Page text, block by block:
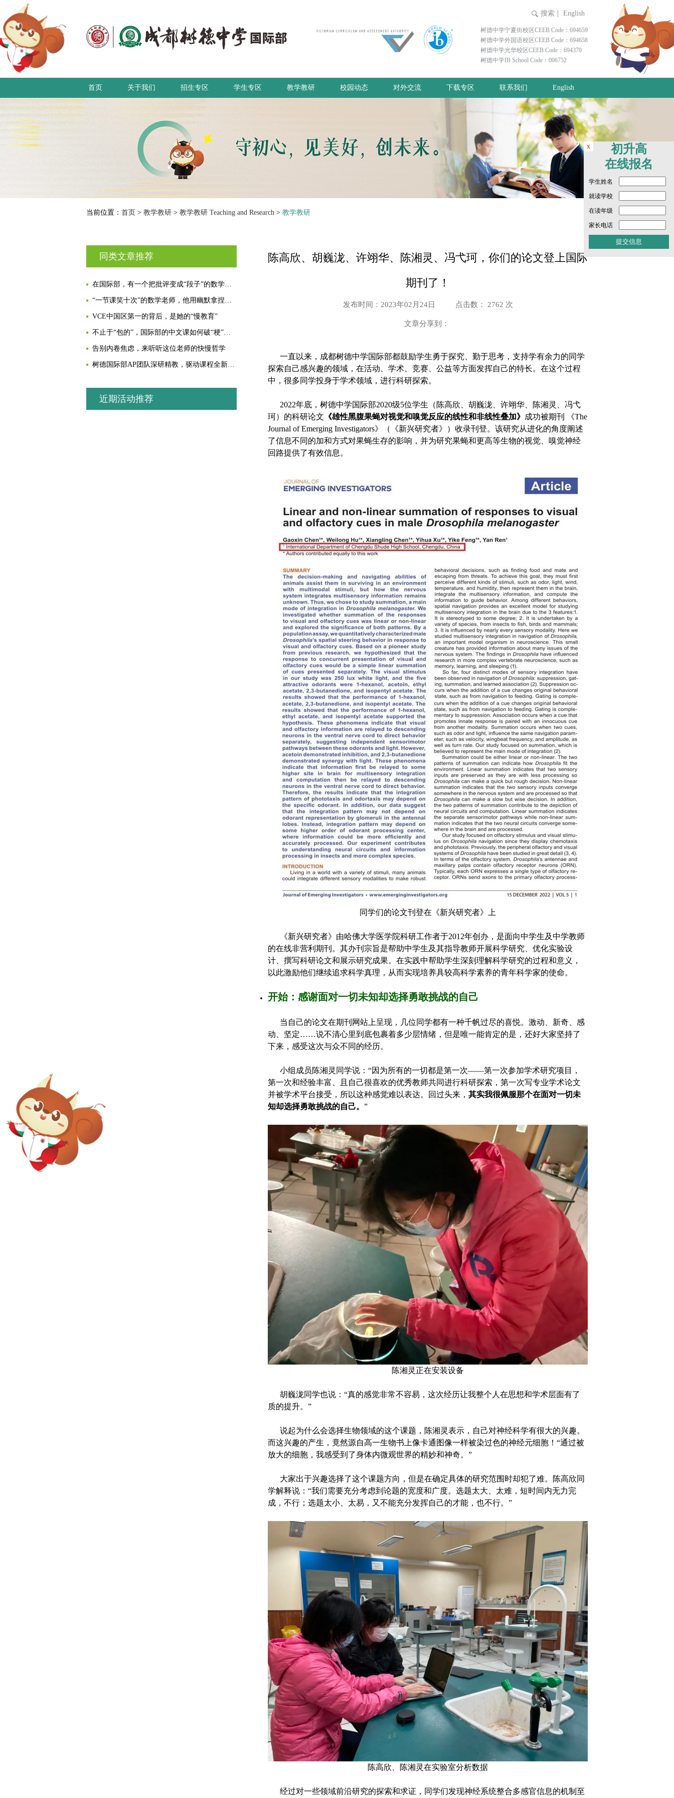
x
初升高
在线报名
学生姓名
就读学校
在读年级
家长电话
搜索 English
树德中学宁夏街校区CEEB Code：694659
树德中学外国语校区CEEB Code：694658
树德中学光华校区CEEB Code：694370
树德中学IB School Code：006752
首页 关于我们 招生专区 学生专区 教学教研 校园动态 对外交流 下载专区 联系我们 English
当前位置： 首页 > 教学教研 > 教学教研 Teaching and Research > 教学教研
同类文章推荐
在国际部，有一个把批评变成“段子”的数学老师
“一节课笑十次”的数学老师，他用幽默拿捏了注意力曲线
VCE中国区第一的背后，是她的“慢教育”
不止于“包的”，国际部的中文课如何破“梗”表达？
告别内卷焦虑，来听听这位老师的快慢哲学
树德国际部AP团队深研精教，驱动课程全新进化
近期活动推荐
陈高欣、胡巍泷、许翊华、陈湘灵、冯弋珂，你们的论文登上国际
期刊了！
发布时间：2023年02月24日 点击数： 2762 次
文章分享到：
一直以来，成都树德中学国际部都鼓励学生勇于探究、勤于思考，支持学有余力的同学
探索自己感兴趣的领域，在活动、学术、竞赛、公益等方面发挥自己的特长。在这个过程
中，很多同学投身于学术领域，进行科研探索。
2022年底，树德中学国际部2020级5位学生（陈高欣、胡巍泷、许翊华、陈湘灵、冯弋
珂）的科研论文 《雄性黑腹果蝇对视觉和嗅觉反应的线性和非线性叠加》 成功被期刊 《The
Journal of Emerging Investigators》（《新兴研究者》）收录刊登。该研究从进化的角度阐述
了信息不同的加和方式对果蝇生存的影响，并为研究果蝇和更高等生物的视觉、嗅觉神经
回路提供了有效信息。
同学们的论文刊登在《新兴研究者》上
《新兴研究者》由哈佛大学医学院科研工作者于2012年创办，是面向中学生及中学教师
的在线非营利期刊。其办刊宗旨是帮助中学生及其指导教师开展科学研究、优化实验设
计、撰写科研论文和展示研究成果。在实践中帮助学生深刻理解科学研究的过程和意义，
以此激励他们继续追求科学真理，从而实现培养具较高科学素养的青年科学家的使命。
开始：感谢面对一切未知却选择勇敢挑战的自己
当自己的论文在期刊网站上呈现，几位同学都有一种千帆过尽的喜悦。激动、新奇、感
动、坚定……说不清心里到底包裹着多少层情绪，但是唯一能肯定的是，还好大家坚持了
下来，感受这次与众不同的经历。
小组成员陈湘灵同学说：“因为所有的一切都是第一次——第一次参加学术研究项目，
第一次和经验丰富、且自己很喜欢的优秀教师共同进行科研探索，第一次写专业学术论文
并被学术平台接受，所以这种感觉难以表达。回过头来， 其实我很佩服那个在面对一切未
知却选择勇敢挑战的自己。 ”
陈湘灵正在安装设备
胡巍泷同学也说：“真的感觉非常不容易，这次经历让我整个人在思想和学术层面有了
质的提升。”
说起为什么会选择生物领域的这个课题，陈湘灵表示，自己对神经科学有很大的兴趣。
而这兴趣的产生，竟然源自高一生物书上像卡通图像一样被染过色的神经元细胞！“通过被
放大的细胞，我感受到了身体内微观世界的精妙和神奇。”
大家出于兴趣选择了这个课题方向，但是在确定具体的研究范围时却犯了难。陈高欣同
学解释说：“我们需要充分考虑到论题的宽度和广度。选题太大、太难，短时间内无力完
成，不行；选题太小、太易，又不能充分发挥自己的才能，也不行。”
陈高欣、陈湘灵在实验室分析数据
经过对一些领域前沿研究的探索和求证，同学们发现神经系统整合多感官信息的机制至